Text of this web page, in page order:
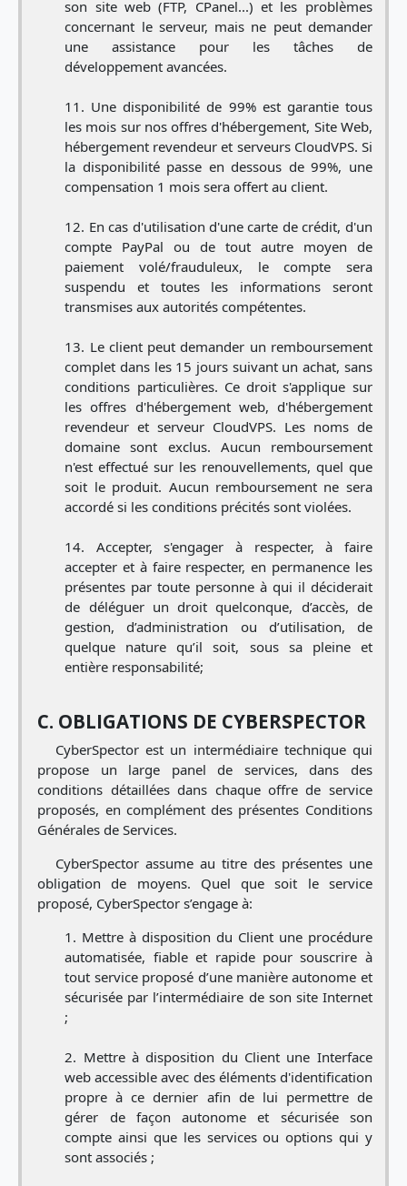
son site web (FTP, CPanel...) et les problèmes
concernant le serveur, mais ne peut demander
une assistance pour les tâches de
développement avancées.
Une disponibilité de 99% est garantie tous
les mois sur nos offres d'hébergement, Site Web,
hébergement revendeur et serveurs CloudVPS. Si
la disponibilité passe en dessous de 99%, une
compensation 1 mois sera offert au client.
En cas d'utilisation d'une carte de crédit, d'un
compte PayPal ou de tout autre moyen de
paiement volé/frauduleux, le compte sera
suspendu et toutes les informations seront
transmises aux autorités compétentes.
Le client peut demander un remboursement
complet dans les 15 jours suivant un achat, sans
conditions particulières. Ce droit s'applique sur
les offres d'hébergement web, d'hébergement
revendeur et serveur CloudVPS. Les noms de
domaine sont exclus. Aucun remboursement
n'est effectué sur les renouvellements, quel que
soit le produit. Aucun remboursement ne sera
accordé si les conditions précités sont violées.
Accepter, s'engager à respecter, à faire
accepter et à faire respecter, en permanence les
présentes par toute personne à qui il déciderait
de déléguer un droit quelconque, d’accès, de
gestion, d’administration ou d’utilisation, de
quelque nature qu’il soit, sous sa pleine et
entière responsabilité;
C. OBLIGATIONS DE CYBERSPECTOR
CyberSpector est un intermédiaire technique qui
propose un large panel de services, dans des
conditions détaillées dans chaque offre de service
proposés, en complément des présentes Conditions
Générales de Services.
CyberSpector assume au titre des présentes une
obligation de moyens. Quel que soit le service
proposé, CyberSpector s’engage à:
Mettre à disposition du Client une procédure
automatisée, fiable et rapide pour souscrire à
tout service proposé d’une manière autonome et
sécurisée par l’intermédiaire de son site Internet
;
Mettre à disposition du Client une Interface
web accessible avec des éléments d'identification
propre à ce dernier afin de lui permettre de
gérer de façon autonome et sécurisée son
compte ainsi que les services ou options qui y
sont associés ;